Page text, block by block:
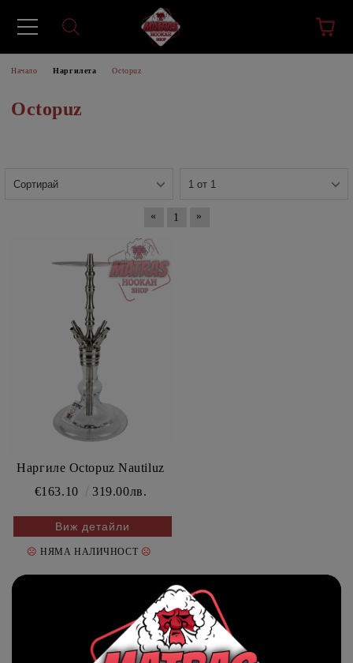
Начало Наргилета Octopuz
Octopuz
« 1 »
Наргиле Octopuz Nautiluz
€163.10
319.00лв.
Виж детайли
☹НЯМА НАЛИЧНОСТ ☹
Page 1 of 1
«
1 »